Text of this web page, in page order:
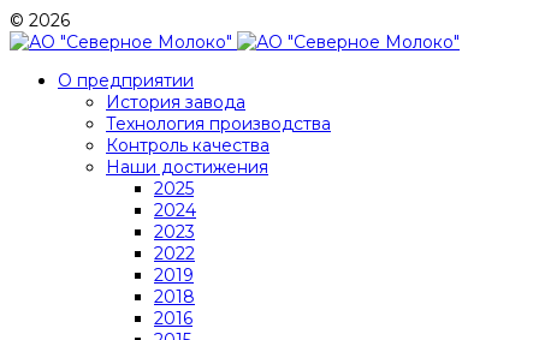
© 2026
О предприятии
История завода
Технология производства
Контроль качества
Наши достижения
2025
2024
2023
2022
2019
2018
2016